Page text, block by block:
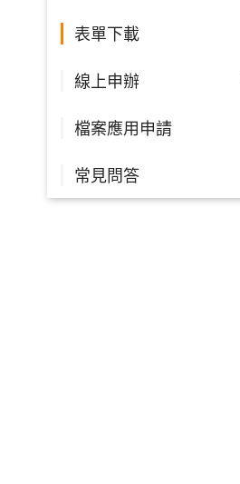
表單下載
線上申辦
檔案應用申請
常見問答